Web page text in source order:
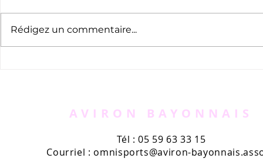
Rédigez un commentaire...
AVIRON BAYONNAIS
Tél : 05 59 63 33 15
Courriel : omnisports@aviron-